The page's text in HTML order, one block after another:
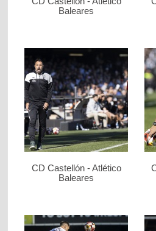
Baleares
CD Castellón - Atlético
Baleares